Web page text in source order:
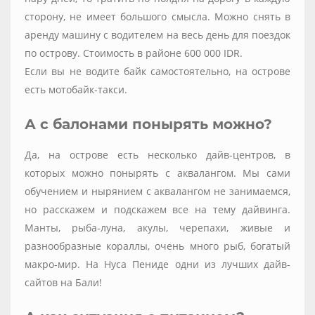
сторону, не имеет большого смысла. Можно снять в
аренду машину с водителем на весь день для поездок
по острову. Стоимость в районе 600 000 IDR.
Если вы не водите байк самостоятельно, на острове
есть мотобайк-такси.
А с балонами понырять можно?
Да, на острове есть несколько дайв-центров, в
которых можно понырять с аквалангом. Мы сами
обучением и нырянием с аквалангом не занимаемся,
но расскажем и подскажем все на тему дайвинга.
Манты, рыба-луна, акулы, черепахи, живые и
разнообразные кораллы, очень много рыб, богатый
макро-мир. На Нуса Пениде одни из лучших дайв-
сайтов на Бали!